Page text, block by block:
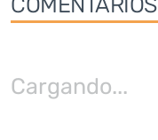
Cargando...